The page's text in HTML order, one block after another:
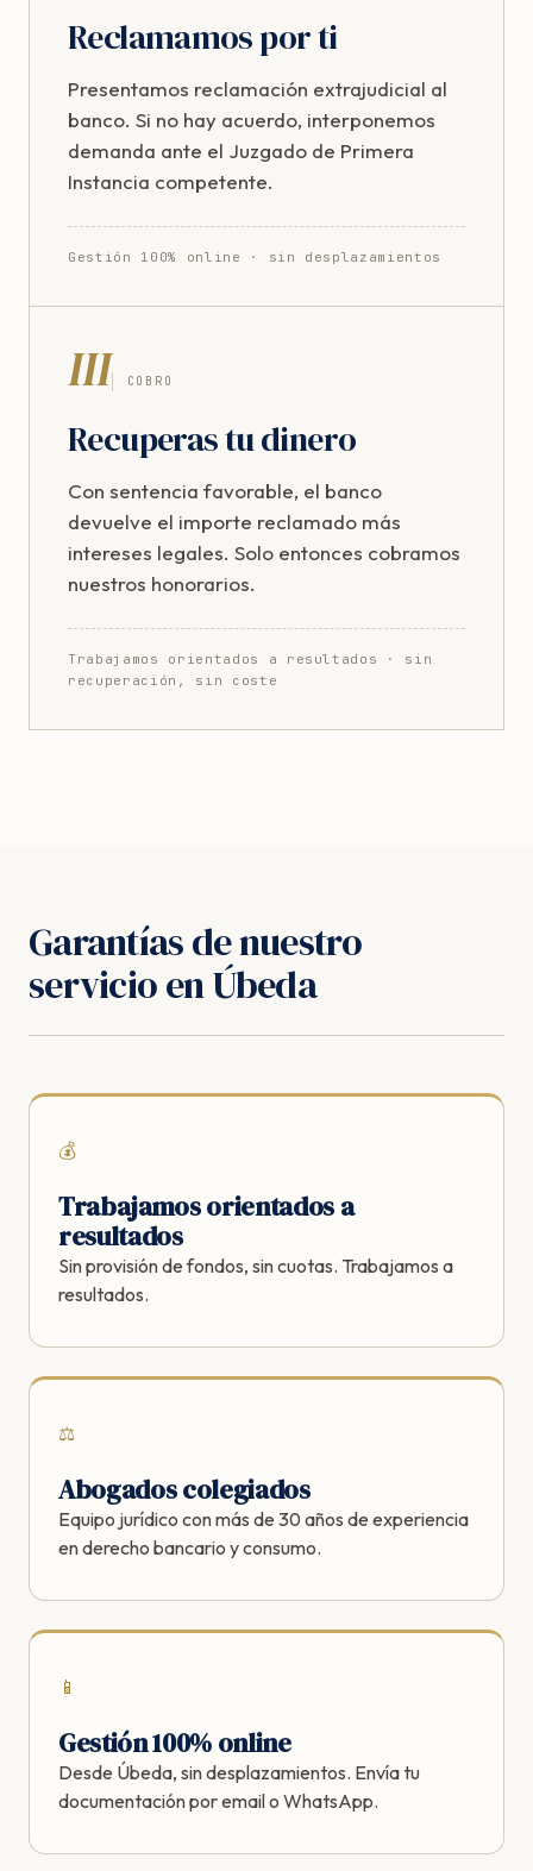
Reclamamos por ti
Presentamos reclamación extrajudicial al
banco. Si no hay acuerdo, interponemos
demanda ante el Juzgado de Primera
Instancia competente.
Gestión 100% online · sin desplazamientos
III COBRO
Recuperas tu dinero
Con sentencia favorable, el banco
devuelve el importe reclamado más
intereses legales. Solo entonces cobramos
nuestros honorarios.
Trabajamos orientados a resultados · sin
recuperación, sin coste
Garantías de nuestro
servicio en Úbeda
💰
Trabajamos orientados a
resultados
Sin provisión de fondos, sin cuotas. Trabajamos a
resultados.
⚖️
Abogados colegiados
Equipo jurídico con más de 30 años de experiencia
en derecho bancario y consumo.
📱
Gestión 100% online
Desde Úbeda, sin desplazamientos. Envía tu
documentación por email o WhatsApp.